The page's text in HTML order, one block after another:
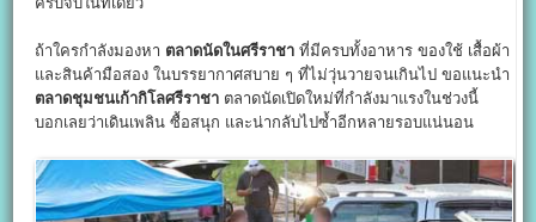
ถ้าใครกำลังมองหา ตลาดนัดในศรีราชา ที่มีครบทั้งอาหาร ของใช้ เสื้อผ้า
และสินค้ามือสอง ในบรรยากาศสบาย ๆ ที่ไม่วุ่นวายจนเกินไป ขอแนะนำ
ตลาดชุมชนเก้ากิโลศรีราชา ตลาดนัดเปิดใหม่ที่กำลังมาแรงในช่วงนี้
บอกเลยว่าเดินเพลิน ซื้อสนุก และน่ากลับไปซ้ำอีกหลายรอบแน่นอน